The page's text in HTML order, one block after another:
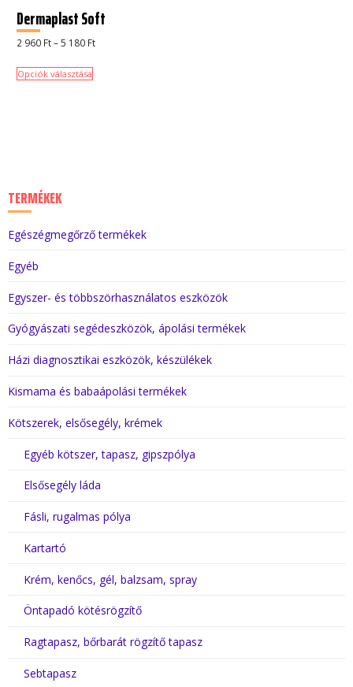
Dermaplast Soft
2 960 Ft – 5 180 FtÁrtartomány:
Opciók választása
TERMÉKEK
Egészégmegőrző termékek
Egyéb
Egyszer- és többszörhasználatos eszközök
Gyógyászati segédeszközök, ápolási termékek
Házi diagnosztikai eszközök, készülékek
Kismama és babaápolási termékek
Kötszerek, elsősegély, krémek
Egyéb kötszer, tapasz, gipszpólya
Elsősegély láda
Fásli, rugalmas pólya
Kartartó
Krém, kenőcs, gél, balzsam, spray
Öntapadó kötésrögzítő
Ragtapasz, bőrbarát rögzítő tapasz
Sebtapasz